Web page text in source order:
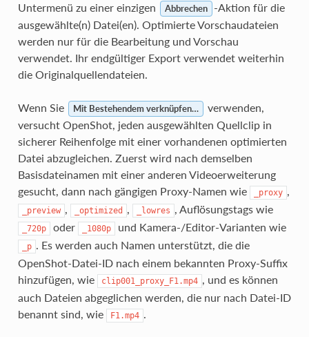
Untermenü zu einer einzigen
Abbrechen
-Aktion für die
ausgewählte(n) Datei(en). Optimierte Vorschaudateien
werden nur für die Bearbeitung und Vorschau
verwendet. Ihr endgültiger Export verwendet weiterhin
die Originalquellendateien.
Wenn Sie Mit Bestehendem verknüpfen…
verwenden,
versucht OpenShot, jeden ausgewählten Quellclip in
sicherer Reihenfolge mit einer vorhandenen optimierten
Datei abzugleichen. Zuerst wird nach demselben
Basisdateinamen mit einer anderen Videoerweiterung
gesucht, dann nach gängigen Proxy-Namen wie
_proxy ,
_preview , _optimized , _lowres , Auflösungstags wie
_720p oder _1080p und Kamera-/Editor-Varianten wie
_p . Es werden auch Namen unterstützt, die die
OpenShot-Datei-ID nach einem bekannten Proxy-Suffix
hinzufügen, wie
clip001_proxy_F1.mp4 , und es können
auch Dateien abgeglichen werden, die nur nach Datei-ID
benannt sind, wie
F1.mp4 .